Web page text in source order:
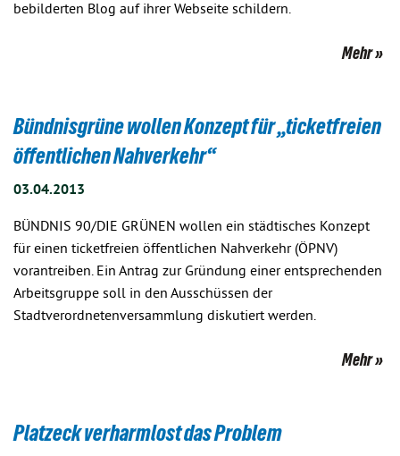
bebilderten Blog auf ihrer Webseite schildern.
Mehr
Bündnisgrüne wollen Konzept für „ticketfreien
öffentlichen Nahverkehr“
03.04.2013
BÜNDNIS 90/DIE GRÜNEN wollen ein städtisches Konzept
für einen ticketfreien öffentlichen Nahverkehr (ÖPNV)
vorantreiben. Ein Antrag zur Gründung einer entsprechenden
Arbeitsgruppe soll in den Ausschüssen der
Stadtverordnetenversammlung diskutiert werden.
Mehr
Platzeck verharmlost das Problem